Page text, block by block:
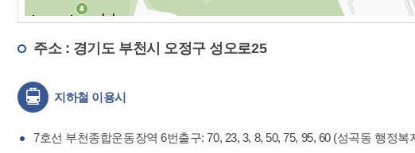
주소 : 경기도 부천시 오정구 성오로25
지하철 이용시
7호선 부천종합운동장역 6번출구: 70, 23, 3, 8, 50, 75, 95, 60 (성곡동 행정복